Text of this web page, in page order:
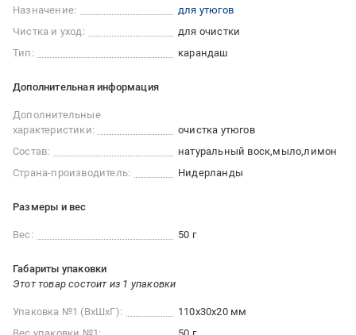
Назначение:
для утюгов
Чистка и уход:
для очистки
Тип:
карандаш
Дополнительная информация
Дополнительные
характеристики:
очистка утюгов
Состав:
натуральный воск мыло лимон
Страна-производитель:
Нидерланды
Размеры и вес
Вес: 50 г
Габариты упаковки
Этот товар состоит из 1 упаковки
Упаковка №1 (ВхШхГ):
110x30x20 мм